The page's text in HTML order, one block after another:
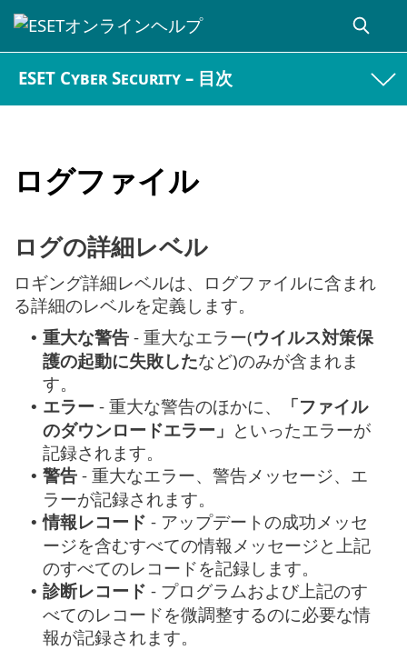
ESET Cyber Security – 目次
ログファイル
ログの詳細レベル
ロギング詳細レベルは、ログファイルに含まれ
る詳細のレベルを定義します。
• 重大な警告 - 重大なエラー(ウイルス対策保
護の起動に失敗したなど)のみが含まれま
す。
• エラー - 重大な警告のほかに、
「ファイル
のダウンロードエラー」 といったエラーが
記録されます。
• 警告 - 重大なエラー、警告メッセージ、エ
ラーが記録されます。
• 情報レコード - アップデートの成功メッセ
ージを含むすべての情報メッセージと上記
のすべてのレコードを記録します。
• 診断レコード - プログラムおよび上記のす
べてのレコードを微調整するのに必要な情
報が記録されます。